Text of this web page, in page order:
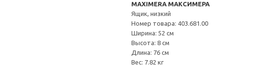
MAXIMERA МАКСИМЕРА
Ящик, низкий
Номер товара: 403.681.00
Ширина: 52 см
Высота: 8 см
Длина: 76 см
Вес: 7.82 кг